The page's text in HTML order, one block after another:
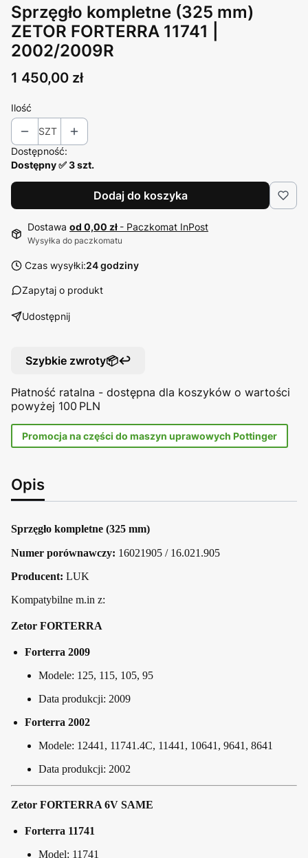
Sprzęgło kompletne (325 mm)
ZETOR FORTERRA 11741 |
2002/2009R
Cena
1 450,00 zł
Ilość
SZT
Dostępność:
Dostępny ✅ 3 szt.
Dodaj do koszyka
Dostawa od 0,00 zł - Paczkomat InPost
Wysyłka do paczkomatu
Czas wysyłki:24 godziny
Zapytaj o produkt
Udostępnij
Szybkie zwroty📦↩️
Płatność ratalna - dostępna dla koszyków o wartości
powyżej 100 PLN
Promocja na części do maszyn uprawowych Pottinger
Opis
Sprzęgło kompletne (325 mm)
Numer porównawczy: 16021905 / 16.021.905
Producent: LUK
Kompatybilne m.in z:
Zetor FORTERRA
Forterra 2009
Modele: 125, 115, 105, 95
Data produkcji: 2009
Forterra 2002
Modele: 12441, 11741.4C, 11441, 10641, 9641, 8641
Data produkcji: 2002
Zetor FORTERRA 6V SAME
Forterra 11741
Model: 11741